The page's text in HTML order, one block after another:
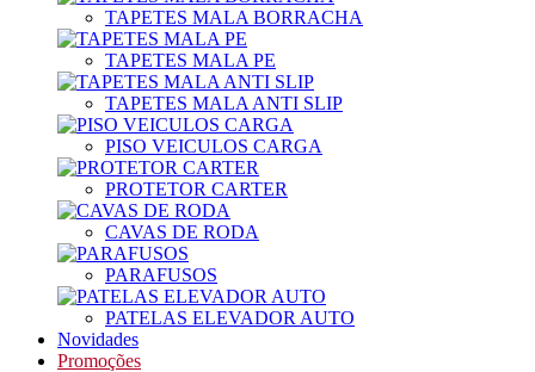
TAPETES MALA BORRACHA
TAPETES MALA PE
TAPETES MALA ANTI SLIP
PISO VEICULOS CARGA
PROTETOR CARTER
CAVAS DE RODA
PARAFUSOS
PATELAS ELEVADOR AUTO
Novidades
Promoções